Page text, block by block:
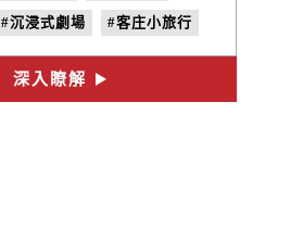
#沉浸式劇場 #客庄小旅行
深入瞭解